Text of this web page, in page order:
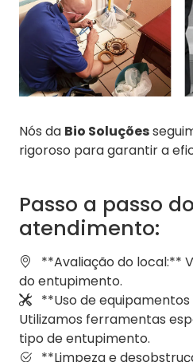
Nós da Bio Soluções
rigoroso para garantir a
Passo a passo do
atendimento:
**Avaliação do local:**
do entupimento.
**Uso de
Utilizamos ferramentas
tipo de entupimento.
**Limpeza e